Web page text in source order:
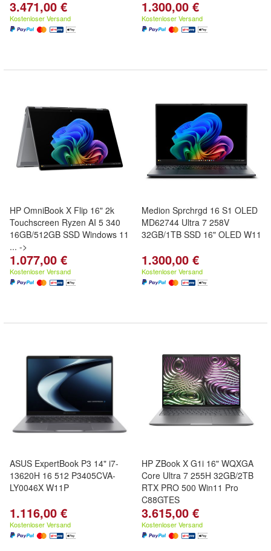
3.471,00 €
Kostenloser Versand
1.300,00 €
Kostenloser Versand
HP OmniBook X Flip 16" 2k
Touchscreen Ryzen AI 5 340
16GB/512GB SSD Windows 11
... ->
1.077,00 €
Kostenloser Versand
Medion Sprchrgd 16 S1 OLED
MD62744 Ultra 7 258V
32GB/1TB SSD 16" OLED W11
1.300,00 €
Kostenloser Versand
ASUS ExpertBook P3 14" i7-
13620H 16 512 P3405CVA-
LY0046X W11P
1.116,00 €
Kostenloser Versand
HP ZBook X G1i 16" WQXGA
Core Ultra 7 255H 32GB/2TB
RTX PRO 500 Win11 Pro
C88GTES
3.615,00 €
Kostenloser Versand